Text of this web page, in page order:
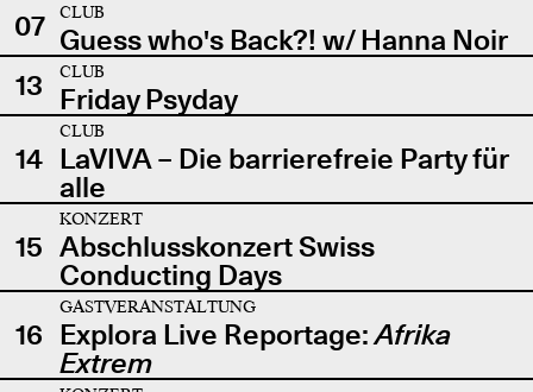
07
CLUB
Guess who's Back?! w/ Hanna Noir
13
CLUB
Friday Psyday
14
CLUB
LaVIVA – Die barrierefreie Party für
alle
15
KONZERT
Abschlusskonzert Swiss
Conducting Days
16
GASTVERANSTALTUNG
Explora Live Reportage:Afrika
Extrem